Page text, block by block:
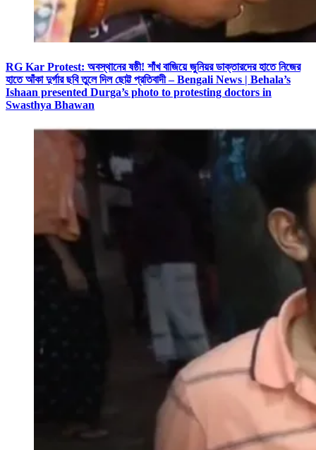
RG Kar Protest: অবস্থানের ষষ্ঠী! শাঁখ বাজিয়ে জুনিয়র ডাক্তারদের হাতে নিজের
হাতে আঁকা দুর্গার ছবি তুলে দিল ছোট্ট প্রতিবাদী – Bengali News | Behala’s
Ishaan presented Durga’s photo to protesting doctors in
Swasthya Bhawan